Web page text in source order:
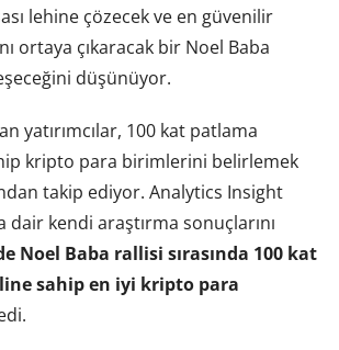
lehine çözecek ve en güvenilir
ortaya çıkaracak bir Noel Baba
düşünüyor.
yatırımcılar, 100 kat patlama
kripto para birimlerini belirlemek
takip ediyor. Analytics Insight
kendi araştırma sonuçlarını
Noel Baba rallisi sırasında 100 kat
sahip en iyi kripto para